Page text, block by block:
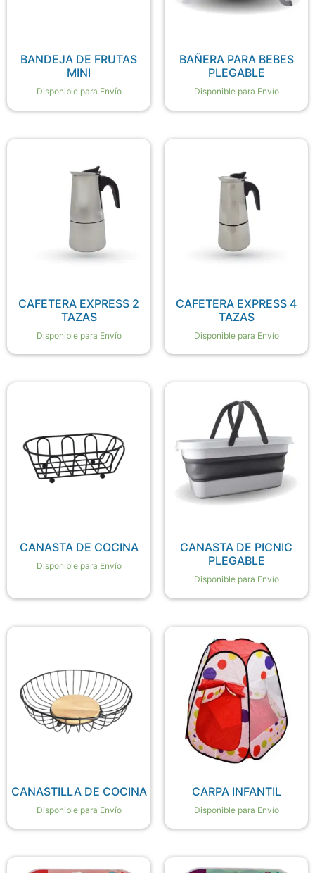
BANDEJA DE FRUTAS
MINI
Disponible para Envío
BAÑERA PARA BEBES
PLEGABLE
Disponible para Envío
CAFETERA EXPRESS 2
TAZAS
Disponible para Envío
CAFETERA EXPRESS 4
TAZAS
Disponible para Envío
CANASTA DE COCINA
Disponible para Envío
CANASTA DE PICNIC
PLEGABLE
Disponible para Envío
CANASTILLA DE COCINA
Disponible para Envío
CARPA INFANTIL
Disponible para Envío